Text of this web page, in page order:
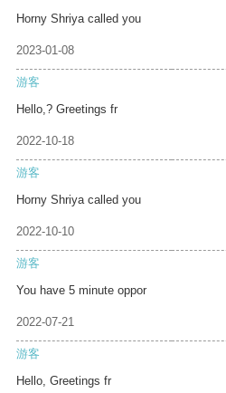
Horny Shriya called you
2023-01-08
游客
Hello,? Greetings fr
2022-10-18
游客
Horny Shriya called you
2022-10-10
游客
You have 5 minute oppor
2022-07-21
游客
Hello, Greetings fr